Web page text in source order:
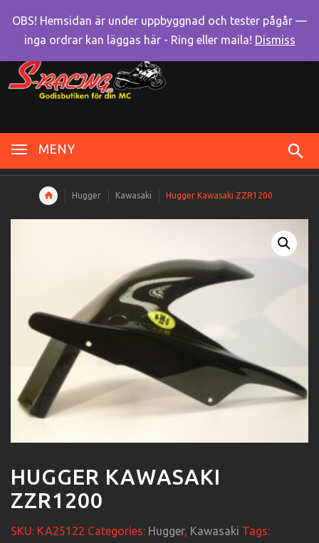
MENY
Hugger Kawasaki Hugger Kawasaki ZZR1200
HUGGER KAWASAKI
ZZR1200
SKU: KA25122 Categories: Hugger, Kawasaki Tags:
OBS! Hemsidan är under uppbyggnad och tester pågår —
inga ordrar kan läggas här - Ring eller maila! Dismiss